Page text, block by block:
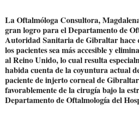
La Oftalmóloga Consultora,
gran logro para el Departamento de
Autoridad Sanitaria de Gibraltar hace
los pacientes sea más accesible y
al Reino Unido, lo cual resulta
habida cuenta de la coyuntura actual
paciente de injerto corneal de
favorablemente de la cirugía bajo la
Departamento de Oftalmología del